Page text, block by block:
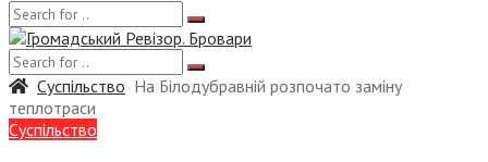
Суспiльство На Білодубравній розпочато заміну
теплотраси
Суспiльство